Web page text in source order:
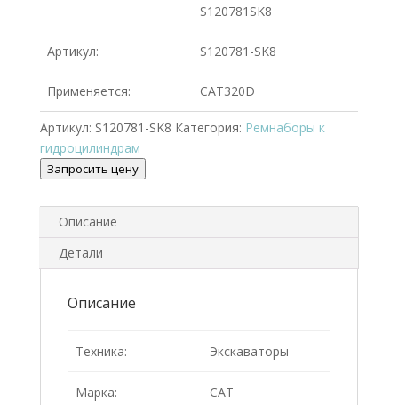
S120781SK8
Артикул: S120781-SK8
Применяется: CAT320D
Артикул: S120781-SK8 Категория: Ремнаборы к
гидроцилиндрам
Запросить цену
Описание
Детали
Описание
Техника: Экскаваторы
Марка: CAT